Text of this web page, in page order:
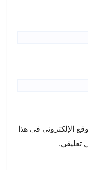
الإلكتروني في هذا
تعليقي.